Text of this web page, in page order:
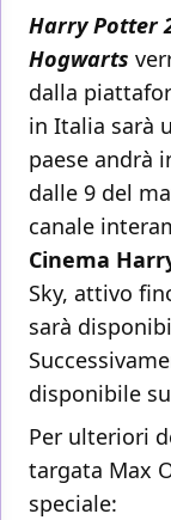
Harry Potter
Hogwarts
dalla
in Italia sarà
paese andrà
dalle 9 del
canale
Cinema
Sky, attivo
sarà
disponibile
Per ulteriori
targata Max
speciale: